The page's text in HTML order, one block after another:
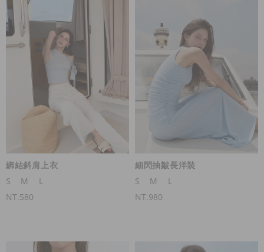
綁結斜肩上衣
S
M
L
NT.580
細閃抽皺長洋裝
S
M
L
NT.980